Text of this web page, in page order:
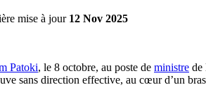
mise à jour 12 Nov 2025
Patoki, le 8 octobre, au poste de ministre de
sans direction effective, au cœur d’un